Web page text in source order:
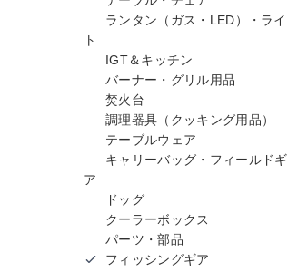
ランタン（ガス・LED）・ライ
ト
IGT＆キッチン
バーナー・グリル用品
焚火台
調理器具（クッキング用品）
テーブルウェア
キャリーバッグ・フィールドギ
ア
ドッグ
クーラーボックス
パーツ・部品
フィッシングギア